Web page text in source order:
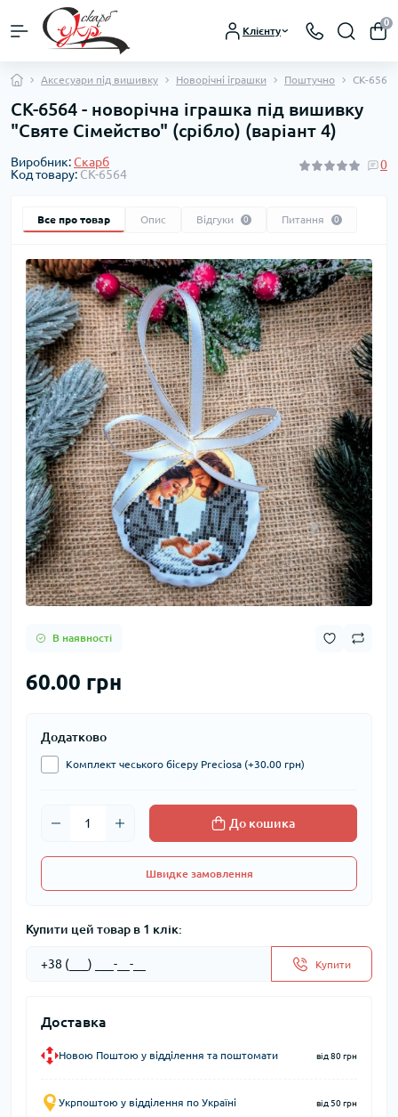
Клієнту
0
Аксесуари під вишивку Новорічні іграшки Поштучно СК-6564
СК-6564 - новорічна іграшка під вишивку
"Святе Сімейство" (срібло) (варіант 4)
Виробник:Скарб
Код товару: СК-6564
0
Все про товар Опис Відгуки 0 Питання 0
В наявності
60.00 грн
Додатково
Комплект чеського бісеру Preciosa (+30.00 грн)
До кошика
Швидке замовлення
Купити цей товар в 1 клік:
Купити
Доставка
Новою Поштою у відділення та поштомати від 80 грн
Укрпоштою у відділення по Україні від 50 грн